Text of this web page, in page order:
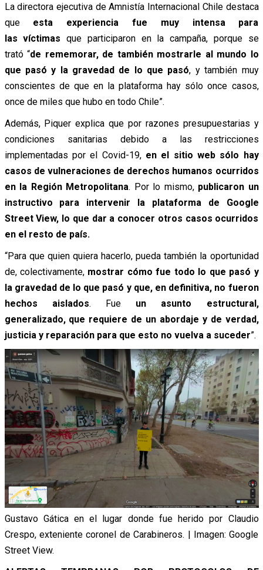
La directora ejecutiva de Amnistía Internacional Chile destaca
queesta experiencia fue muy intensa para
las víctimas que participaron en la campaña, porque se
trató “de rememorar, de también mostrarle al mundo lo
que pasó y la gravedad de lo que pasó, y también muy
conscientes de que en la plataforma hay sólo once casos,
once de miles que hubo en todo Chile”.
Además, Piquer explica que por razones presupuestarias y
condiciones sanitarias debido a las restricciones
implementadas por el Covid-19, en el sitio web sólo hay
casos de vulneraciones de derechos humanos ocurridos
en la Región Metropolitana. Por lo mismo, publicaron un
instructivo para intervenir la plataforma de Google
Street View, lo que dar a conocer otros casos ocurridos
en el resto de país.
“Para que quien quiera hacerlo, pueda también la oportunidad
de, colectivamente, mostrar cómo fue todo lo que pasó y
la gravedad de lo que pasó y que, en definitiva, no fueron
hechos aislados. Fue un asunto estructural,
generalizado, que requiere de un abordaje y de verdad,
justicia y reparación para que esto no vuelva a suceder”.
Gustavo Gática en el lugar donde fue herido por Claudio
Crespo, exteniente coronel de Carabineros. | Imagen: Google
Street View.